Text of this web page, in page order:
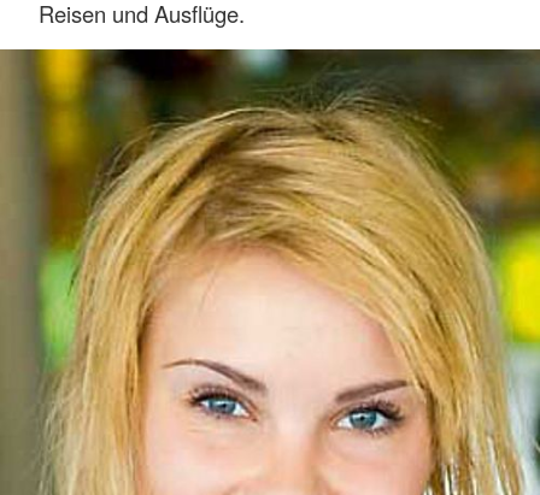
Reisen und Ausflüge.